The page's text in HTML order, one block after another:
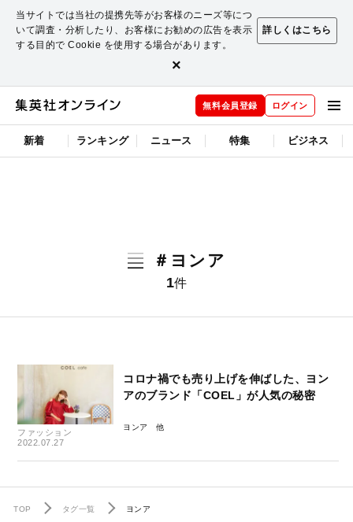
当サイトでは当社の提携先等がお客様のニーズ等につ
いて調査・分析したり、お客様にお勧めの広告を表示
する目的で Cookie を使用する場合があります。
詳しくはこちら
×
無料会員登録 ログイン
新着 ランキング ニュース 特集 ビジネス
＃ヨンア
1件
ファッション
2022.07.27
コロナ禍でも売り上げを伸ばした、ヨン
アのブランド「COEL」が人気の秘密
ヨンア
TOP タグ一覧 ヨンア